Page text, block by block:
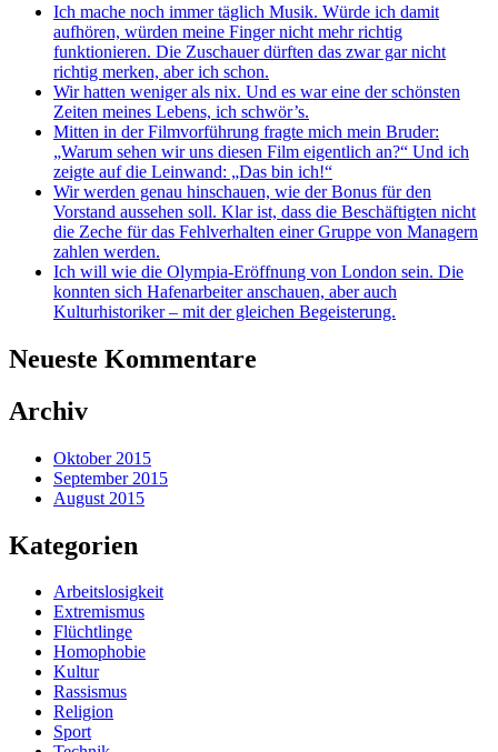
Ich mache noch immer täglich Musik. Würde ich damit
aufhören, würden meine Finger nicht mehr richtig
funktionieren. Die Zuschauer dürften das zwar gar nicht
richtig merken, aber ich schon.
Wir hatten weniger als nix. Und es war eine der schönsten
Zeiten meines Lebens, ich schwör’s.
Mitten in der Filmvorführung fragte mich mein Bruder:
„Warum sehen wir uns diesen Film eigentlich an?“ Und ich
zeigte auf die Leinwand: „Das bin ich!“
Wir werden genau hinschauen, wie der Bonus für den
Vorstand aussehen soll. Klar ist, dass die Beschäftigten nicht
die Zeche für das Fehlverhalten einer Gruppe von Managern
zahlen werden.
Ich will wie die Olympia-Eröffnung von London sein. Die
konnten sich Hafenarbeiter anschauen, aber auch
Kulturhistoriker – mit der gleichen Begeisterung.
Neueste Kommentare
Archiv
Oktober 2015
September 2015
August 2015
Kategorien
Arbeitslosigkeit
Extremismus
Flüchtlinge
Homophobie
Kultur
Rassismus
Religion
Sport